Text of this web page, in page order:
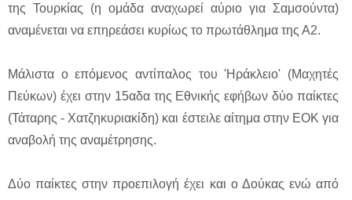
της Τουρκίας (η ομάδα αναχωρεί αύριο για Σαμσούντα)
αναμένεται να επηρεάσει κυρίως το πρωτάθλημα της Α2.
Μάλιστα ο επόμενος αντίπαλος του 'Ηράκλειο' (Μαχητές
Πεύκων) έχει στην 15αδα της Εθνικής εφήβων δύο παίκτες
(Τάταρης - Χατζηκυριακίδη) και έστειλε αίτημα στην ΕΟΚ για
αναβολή της αναμέτρησης.
Δύο παίκτες στην προεπιλογή έχει και ο Δούκας ενώ από